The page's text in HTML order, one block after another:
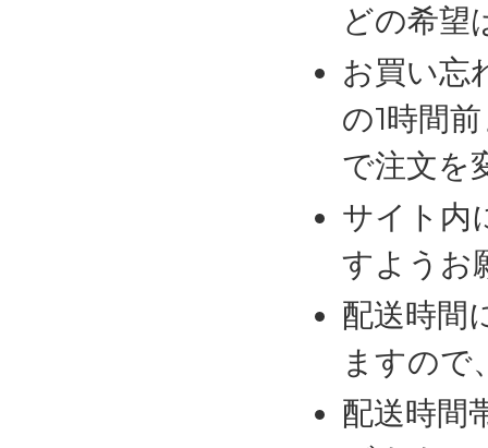
どの希望
お買い忘
の1時間
で注文を
サイト内
すようお
配送時間
ますので
配送時間